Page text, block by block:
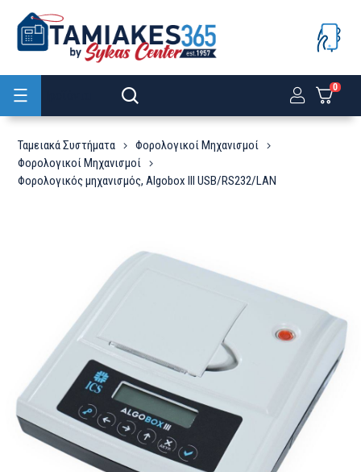
0
Ταμειακά Συστήματα
Φορολογικοί Μηχανισμοί
Φορολογικοί Μηχανισμοί
Φορολογικός μηχανισμός, Algobox III USB/RS232/LAN